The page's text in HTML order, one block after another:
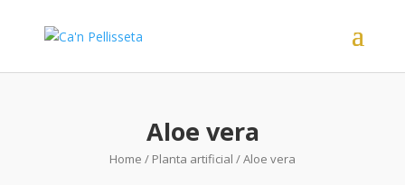
Aloe vera
Home / Planta artificial / Aloe vera